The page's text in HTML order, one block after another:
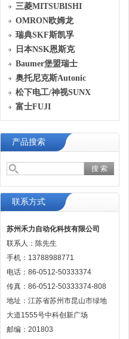
三菱MITSUBISHI
OMRON欧姆龙
瑞典SKF斯凯孚
日本NSK恩斯克
Baumer堡盟瑞士
奥托尼克斯Autonic
松下电工/神视SUNX
富士FUJI
产品搜索
联系方式
苏州禾力自动化科技有限公司
联系人：陈先生
手机：13788988771
电话：86-0512-50333374
传真：86-0512-50333374-808
地址：江苏省苏州市昆山市绿地
大道1555号中科创新广场
邮编：201803